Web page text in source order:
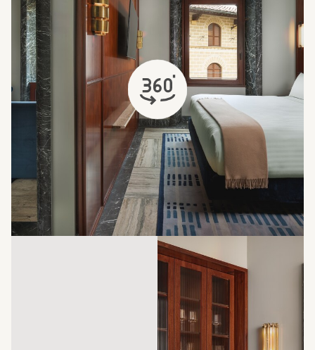
s'ouvre dans un nouvel onglet